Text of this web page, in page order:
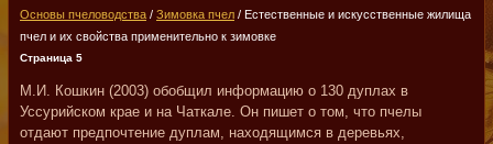
Основы пчеловодства / Зимовка пчел / Естественные и искусственные жилища
пчел и их свойства применительно к зимовке
Страница 5
М.И. Кошкин (2003) обобщил информацию о 130 дуплах в
Уссурийском крае и на Чаткале. Он пишет о том, что пчелы
отдают предпочтение дуплам, находящимся в деревьях,